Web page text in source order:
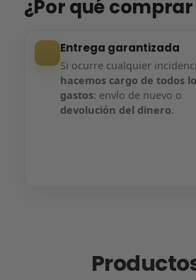
¿Por qué comprar
Entrega garantizada
Si ocurre cualquier
hacemos cargo de todos
gastos: envío de nuevo o
devolución del dinero.